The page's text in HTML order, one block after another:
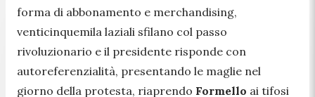
forma di abbonamento e merchandising,
venticinquemila laziali sfilano col passo
rivoluzionario e il presidente risponde con
autoreferenzialità, presentando le maglie nel
giorno della protesta, riaprendo Formello ai tifosi